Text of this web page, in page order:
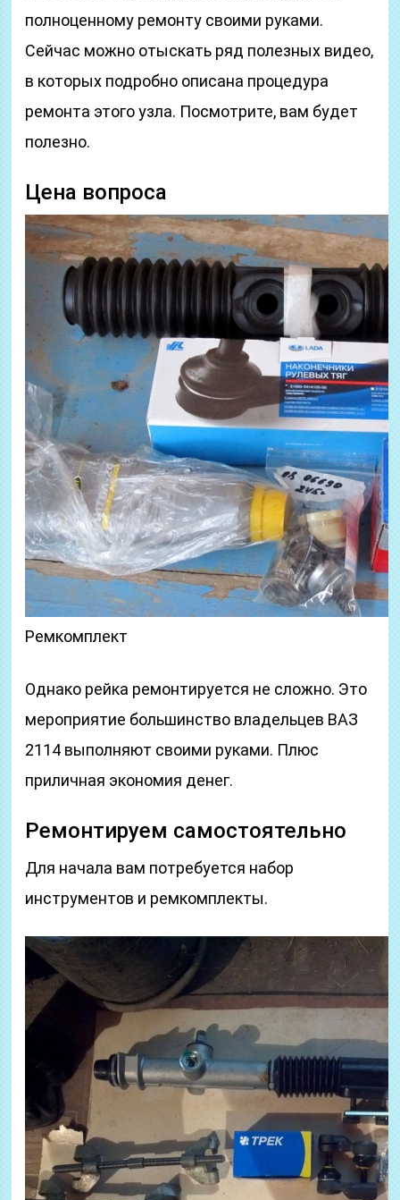
полноценному ремонту своими руками.
Сейчас можно отыскать ряд полезных видео,
в которых подробно описана процедура
ремонта этого узла. Посмотрите, вам будет
полезно.
Цена вопроса
Ремкомплект
Однако рейка ремонтируется не сложно. Это
мероприятие большинство владельцев ВАЗ
2114 выполняют своими руками. Плюс
приличная экономия денег.
Ремонтируем самостоятельно
Для начала вам потребуется набор
инструментов и ремкомплекты.